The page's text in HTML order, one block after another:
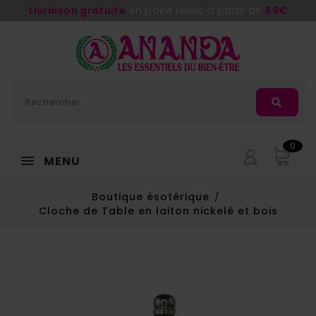
Livraison gratuite 69€
MENU
0
Boutique ésotérique
Cloche de Table en laiton nickelé et bois